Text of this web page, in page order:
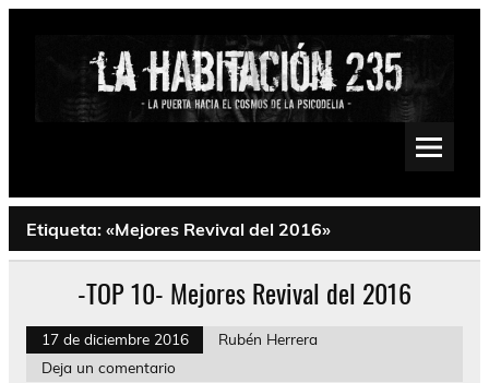
Saltar
Psychedelic, Stoner, Doom, Sludge, Fuzz, Space, Drone
Etiqueta: «Mejores Revival del 2016»
-TOP 10- Mejores Revival del 2016
17 de diciembre 2016
Rubén Herrera
Deja un comentario